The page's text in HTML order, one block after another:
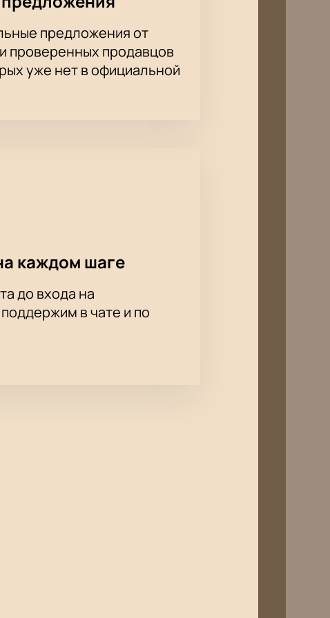
предложения от
проверенных продавцов
уже нет в официальной
каждом шаге
до входа на
в чате и по